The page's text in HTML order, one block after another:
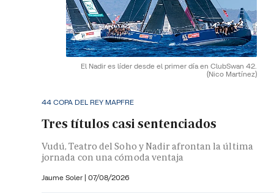
El Nadir es líder desde el primer día en ClubSwan 42.
(Nico Martínez)
44 COPA DEL REY MAPFRE
Tres títulos casi sentenciados
Vudú, Teatro del Soho y Nadir afrontan la última
jornada con una cómoda ventaja
Jaume Soler | 07/08/2026